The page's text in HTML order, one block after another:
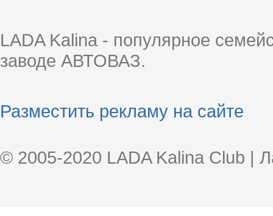
LADA Kalina - популярное
заводе АВТОВАЗ.
Разместить рекламу на сайте
© 2005-2020 LADA Kalina Club |